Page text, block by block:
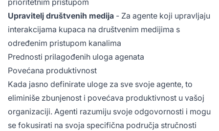
prioritetnim pristupom
Upravitelj društvenih medija - Za agente koji upravljaju
interakcijama kupaca na društvenim medijima s
određenim pristupom kanalima
Prednosti prilagođenih uloga agenata
Povećana produktivnost
Kada jasno definirate uloge za sve svoje agente, to
eliminiše zbunjenost i povećava produktivnost u vašoj
organizaciji. Agenti razumiju svoje odgovornosti i mogu
se fokusirati na svoja specifična područja stručnosti